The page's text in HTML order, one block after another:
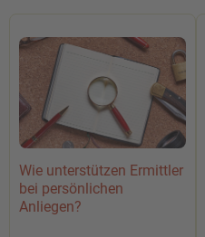
Wie unterstützen Ermittler
bei persönlichen
Anliegen?